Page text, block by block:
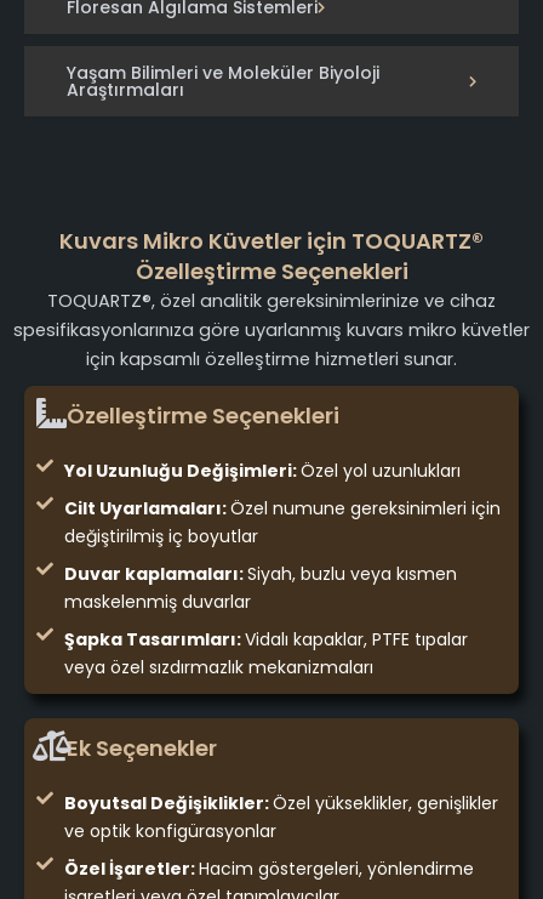
Floresan Algılama Sistemleri
Yaşam Bilimleri ve Moleküler Biyoloji
Araştırmaları
Kuvars Mikro Küvetler için TOQUARTZ®
Özelleştirme Seçenekleri
TOQUARTZ®, özel analitik gereksinimlerinize ve cihaz
spesifikasyonlarınıza göre uyarlanmış kuvars mikro küvetler
için kapsamlı özelleştirme hizmetleri sunar.
Özelleştirme Seçenekleri
Yol Uzunluğu Değişimleri:Özel yol uzunlukları
Cilt Uyarlamaları:Özel numune gereksinimleri için
değiştirilmiş iç boyutlar
Duvar kaplamaları:Siyah, buzlu veya kısmen
maskelenmiş duvarlar
Şapka Tasarımları:Vidalı kapaklar, PTFE tıpalar
veya özel sızdırmazlık mekanizmaları
Ek Seçenekler
Boyutsal Değişiklikler:Özel yükseklikler, genişlikler
ve optik konfigürasyonlar
Özel İşaretler:Hacim göstergeleri, yönlendirme